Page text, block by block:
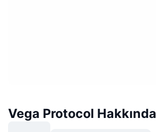
Vega Protocol Hakkında